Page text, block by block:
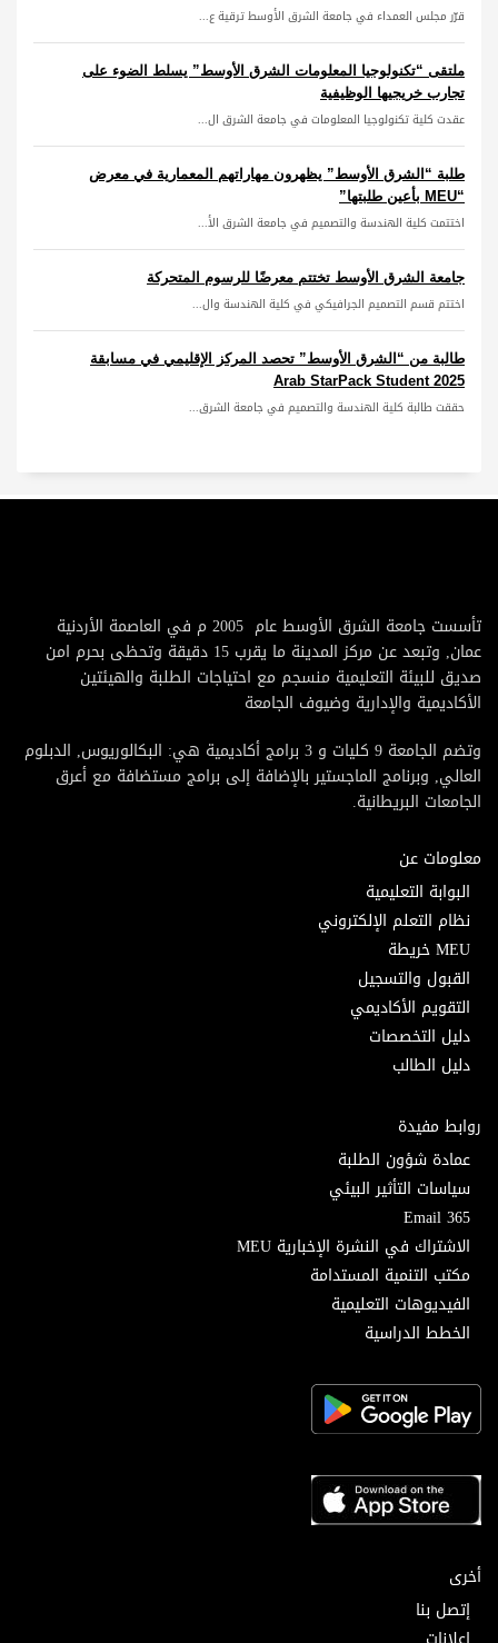
قرّر مجلس العمداء في جامعة الشرق الأوسط ترقية ع...
ملتقى “تكنولوجيا المعلومات الشرق الأوسط” يسلط الضوء على
تجارب خريجيها الوظيفية
عقدت كلية تكنولوجيا المعلومات في جامعة الشرق ال...
طلبة “الشرق الأوسط” يظهرون مهاراتهم المعمارية في معرض
“MEU بأعين طلبتها”
اختتمت كلية الهندسة والتصميم في جامعة الشرق الأ...
جامعة الشرق الأوسط تختتم معرضًا للرسوم المتحركة
اختتم قسم التصميم الجرافيكي في كلية الهندسة وال...
طالبة من “الشرق الأوسط” تحصد المركز الإقليمي في مسابقة
Arab StarPack Student 2025
حققت طالبة كلية الهندسة والتصميم في جامعة الشرق...
تأسست جامعة الشرق الأوسط عام 2005 م في العاصمة الأردنية
عمان, وتبعد عن مركز المدينة ما يقرب 15 دقيقة وتحظى بحرم امن
صديق للبيئة التعليمية منسجم مع احتياجات الطلبة والهيئتين
الأكاديمية والإدارية وضيوف الجامعة
وتضم الجامعة 9 كليات و 3 برامج أكاديمية هي: البكالوريوس, الدبلوم
العالي, وبرنامج الماجستير بالإضافة إلى برامج مستضافة مع أعرق
الجامعات البريطانية.
معلومات عن
البوابة التعليمية
نظام التعلم الإلكتروني
MEU خريطة
القبول والتسجيل
التقويم الأكاديمي
دليل التخصصات
دليل الطالب
روابط مفيدة
عمادة شؤون الطلبة
سياسات التأثير البيئي
Email 365
الاشتراك في النشرة الإخبارية MEU
مكتب التنمية المستدامة
الفيديوهات التعليمية
الخطط الدراسية
أخرى
إتصل بنا